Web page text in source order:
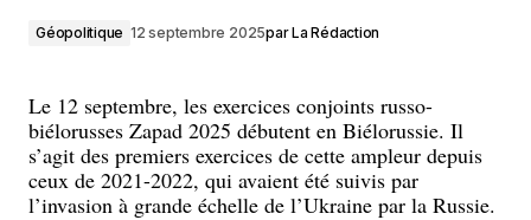
Géopolitique 12 septembre 2025parLa Rédaction
Le 12 septembre, les exercices conjoints russo-
biélorusses Zapad 2025 débutent en Biélorussie. Il
s’agit des premiers exercices de cette ampleur depuis
ceux de 2021-2022, qui avaient été suivis par
l’invasion à grande échelle de l’Ukraine par la Russie.